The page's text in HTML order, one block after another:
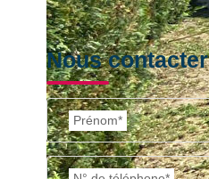
Nous contacter
Prénom*